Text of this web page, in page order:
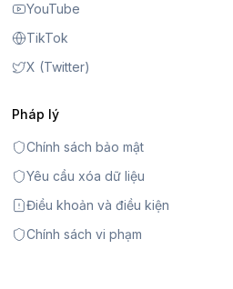
YouTube
TikTok
X (Twitter)
Pháp lý
Chính sách bảo mật
Yêu cầu xóa dữ liệu
Điều khoản và điều kiện
Chính sách vi phạm